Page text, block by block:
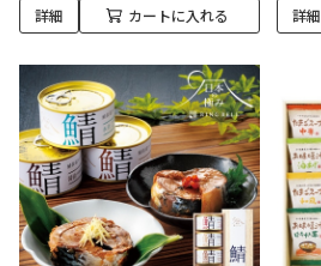
詳細 カートに入れる 詳細